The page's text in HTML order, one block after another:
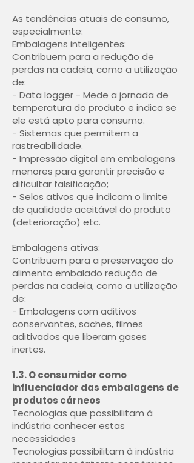
As tendências atuais de consumo,
especialmente:
Embalagens inteligentes:
Contribuem para a redução de
perdas na cadeia, como a utilização
de:
- Data logger - Mede a jornada de
temperatura do produto e indica se
ele está apto para consumo.
- Sistemas que permitem a
rastreabilidade.
- Impressão digital em embalagens
menores para garantir precisão e
dificultar falsificação;
- Selos ativos que indicam o limite
de qualidade aceitável do produto
(deterioração) etc.
Embalagens ativas:
Contribuem para a preservação do
alimento embalado redução de
perdas na cadeia, como a utilização
de:
- Embalagens com aditivos
conservantes, saches, filmes
aditivados que liberam gases
inertes.
1.3. O consumidor como
influenciador das embalagens de
produtos cárneos
Tecnologias que possibilitam à
indústria conhecer estas
necessidades
Tecnologias possibilitam à indústria